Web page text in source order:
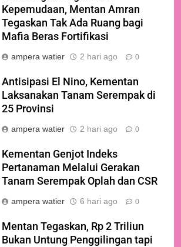
Kepemudaan, Mentan Amran
Tegaskan Tak Ada Ruang bagi
Mafia Beras Fortifikasi
ampera watier 2 hari ago 0
Antisipasi El Nino, Kementan
Laksanakan Tanam Serempak di
25 Provinsi
ampera watier 2 hari ago 0
Kementan Genjot Indeks
Pertanaman Melalui Gerakan
Tanam Serempak Oplah dan CSR
ampera watier 6 hari ago 0
Mentan Tegaskan, Rp 2 Triliun
Bukan Untung Penggilingan tapi